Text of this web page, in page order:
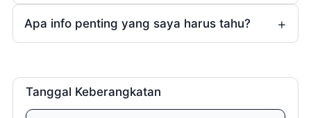
(bagi yang sudah
Apa info penting yang saya harus tahu?
Room List
Tanggal Keberangkatan